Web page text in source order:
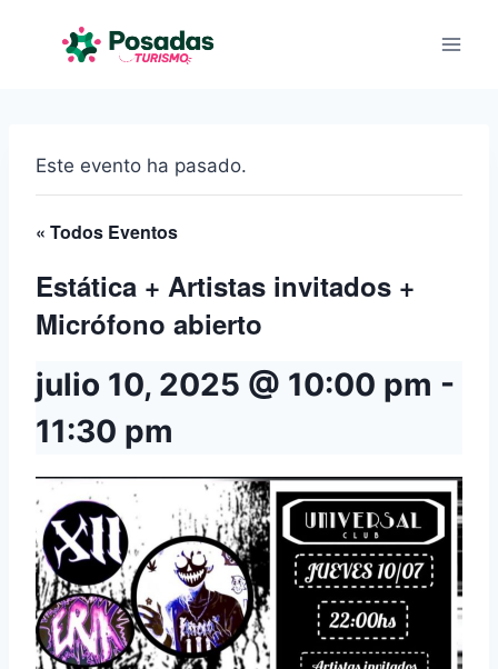
Este evento ha pasado.
« Todos Eventos
Estática + Artistas invitados +
Micrófono abierto
julio 10, 2025 @ 10:00 pm -
11:30 pm